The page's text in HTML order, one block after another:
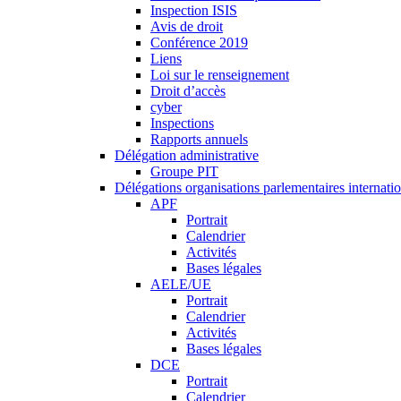
Inspection ISIS
Avis de droit
Conférence 2019
Liens
Loi sur le renseignement
Droit d’accès
cyber
Inspections
Rapports annuels
Délégation administrative
Groupe PIT
Délégations organisations parlementaires
APF
Portrait
Calendrier
Activités
Bases légales
AELE/UE
Portrait
Calendrier
Activités
Bases légales
DCE
Portrait
Calendrier